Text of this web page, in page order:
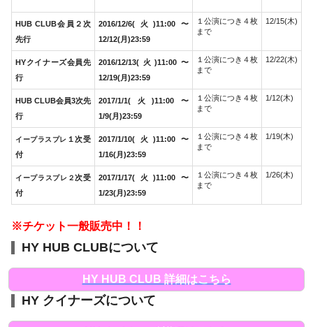
HUB CLUB会員２次
先行
2016/12/6(火)11:00〜
12/12(月)23:59
１公演につき４枚
まで
12/15(木)
HYクイナーズ会員先
行
2016/12/13(火)11:00〜
12/19(月)23:59
１公演につき４枚
まで
12/22(木)
HUB CLUB会員3次先
行
2017/1/1(火)11:00〜
1/9(月)23:59
１公演につき４枚
まで
1/12(木)
イープラスプレ １次受
付
2017/1/10(火)11:00〜
1/16(月)23:59
１公演につき４枚
まで
1/19(木)
イープラスプレ２次受
付
2017/1/17(火)11:00〜
1/23(月)23:59
１公演につき４枚
まで
1/26(木)
※チケット一般販売中！！
HY HUB CLUBについて
HY HUB CLUB 詳細はこちら
HY クイナーズについて